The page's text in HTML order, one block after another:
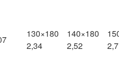
130×180
2,34
140×180
2,52
2,7